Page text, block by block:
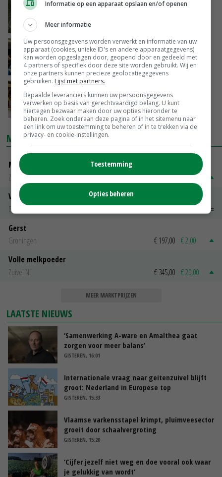
'Deze situatie rechtvaardigt een
30-06-2016
Noodweer boeren vestigen hoop op
noodfonds
30-06-2016
noodweer
30-06-2016
MARKTPRIJZEN
Magere melkpoeder
Zuivel NL
€ 269,00 € 7,00
Vleeskuikens 2001-2600 gr
Barneveld
€ 1,09~ € 1,11
Gerst
Groningen
€ 197,00 € 2,00
Volle melkpoeder
Zuivel NL
€ 345,00 € 20,00
MEER MARKTPRIJZEN
LAATSTE NIEUWS
‘Samenwerking A-ware en Amalthea gaat
zorgen voor meer balans’
GISTEREN, 16:01
Internationale vraag naar geitenzuivel blijft
groot: Nederland in Europese top
GISTEREN, 15:33
Vlaamse varkensstapel krimpt, pluimveesector
groeit door schaalvergroting
GISTEREN, 15:20
‘Cijfer jezelf niet weg en doe vooral ook waar
je gelukkig van wordt’
Informatie op een apparaat opslaan en/of openen
Meer informatie
Uw persoonsgegevens worden verwerkt en informatie van uw
apparaat (cookies, unieke ID's en andere apparaatgegevens)
kan worden opgeslagen door, geopend door en gedeeld met
4 partners of specifiek door deze site worden gebruikt. Wij en
onze partners kunnen precieze geolocatiegegevens
gebruiken. Lijst met partners.
Bepaalde leveranciers kunnen uw persoonsgegevens
verwerken op basis van gerechtvaardigd belang. U kunt
hiertegen bezwaar maken door uw opties hieronder te
beheren. Zoek onderaan deze pagina of in het sitemenu naar
een link om uw toestemming te beheren of in te trekken via de
privacy- en cookie-instellingen.
Toestemming
Opties beheren